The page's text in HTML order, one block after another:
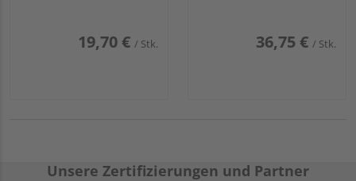
19,70 € / Stk. 36,75 € / Stk.
Unsere Zertifizierungen und Partner